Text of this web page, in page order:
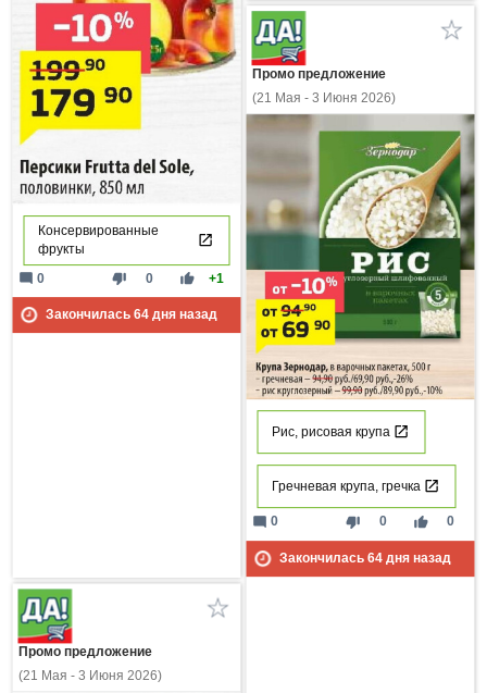
Консервированные
фрукты
thumb_down 0 thumb_up +1
mode_comment 0
Закончилась 64дня назад
Промо предложение
(21 Мая - 3 Июня 2026)
Рис, рисовая крупа
Гречневая крупа, гречка
thumb_down 0 thumb_up 0
mode_comment 0
Закончилась 64дня назад
Промо предложение
(21 Мая - 3 Июня 2026)